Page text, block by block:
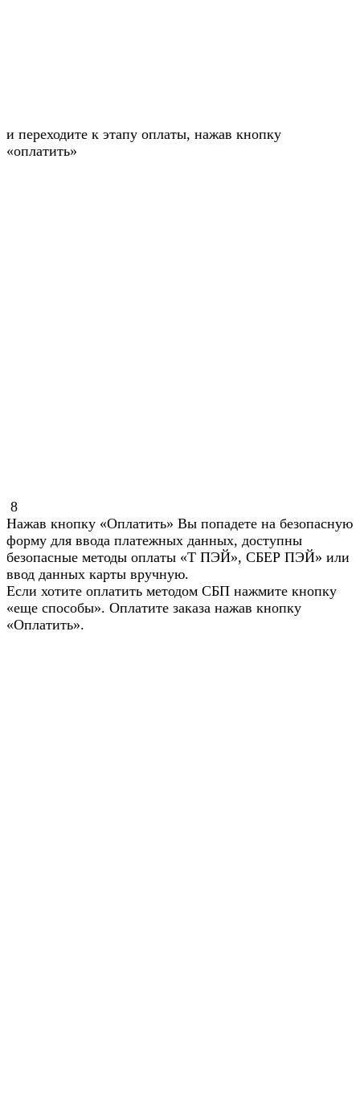
и переходите к этапу оплаты, нажав кнопку
«оплатить»
8
Нажав кнопку «Оплатить» Вы попадете на безопасную
форму для ввода платежных данных, доступны
безопасные методы оплаты «Т ПЭЙ», СБЕР ПЭЙ» или
ввод данных карты вручную.
Если хотите оплатить методом СБП нажмите кнопку
«еще способы». Оплатите заказа нажав кнопку
«Оплатить».